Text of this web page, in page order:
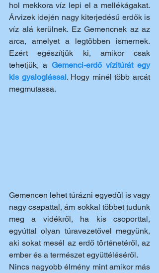
hol mekkora víz lepi el a mellékágakat.
Árvizek idején nagy kiterjedésű erdők is
víz alá kerülnek. Ez Gemencnek az az
arca, amelyet a legtöbben ismernek.
Ezért egészítjük ki, amikor csak
tehetjük, a Gemenci-erdő vízitúrát egy
kis gyaloglással. Hogy minél több arcát
megmutassa.
Gemencen lehet túrázni egyedül is vagy
nagy csapattal, ám sokkal többet tudunk
meg a vidékről, ha kis csoporttal,
egyúttal olyan túravezetővel megyünk,
aki sokat mesél az erdő történetéről, az
ember és a természet együttéléséről.
Nincs nagyobb élmény mint amikor más